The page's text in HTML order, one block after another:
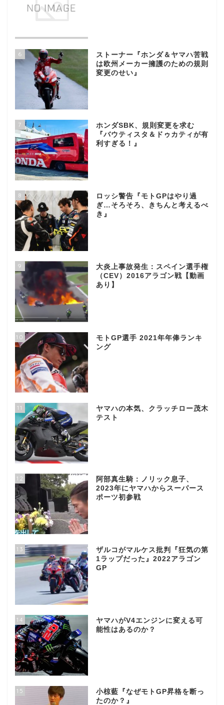
6
ストーナー『ホンダ＆ヤマハ苦戦
は欧州メーカー擁護のための規則
変更のせい』
7
ホンダSBK、規則変更を求む
『バウティスタ＆ドゥカティが有
利すぎる！』
8
ロッシ警告『モトGPはやり過
ぎ…そろそろ、きちんと考えるべ
き』
9
大炎上事故発生：スペイン選手権
（CEV）2016アラゴン戦【動画
あり】
10
モトGP選手 2021年年俸ランキ
ング
11
ヤマハの本気、クラッチロー茂木
テスト
12
阿部真生騎：ノリック息子、
2023年にヤマハからスーパース
ポーツ初参戦
13
ザルコがマルケス批判『狂気の第
1ラップだった』2022アラゴン
GP
14
ヤマハがV4エンジンに変える可
能性はあるのか？
15
小椋藍『なぜモトGP昇格を断っ
たのか？』